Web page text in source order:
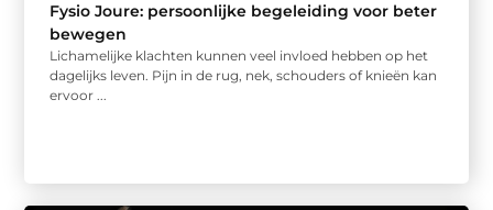
Fysio Joure: persoonlijke begeleiding voor beter
bewegen
Lichamelijke klachten kunnen veel invloed hebben op het
dagelijks leven. Pijn in de rug, nek, schouders of knieën kan
ervoor ...